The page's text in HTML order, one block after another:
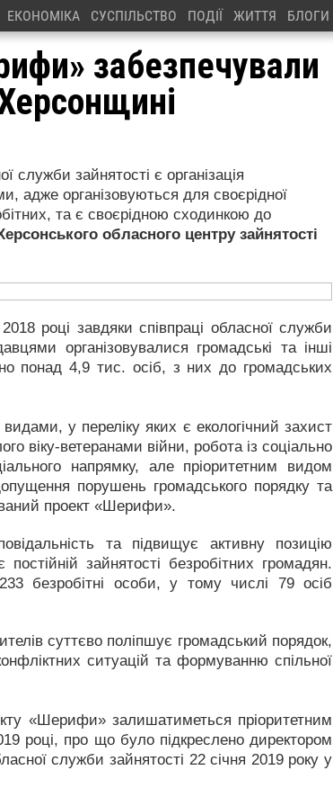
ЕКОНОМІКА СУСПІЛЬСТВО ПОДІЇ ЖИТТЯ БЛОГИ
забезпечували
зайнятості є організація
адже організовуються для своєрідної
та є своєрідною сходинкою до
обласного центру зайнятості
році завдяки співпраці обласної служби
організовувалися громадські та інші
понад 4,9 тис. осіб, з них до громадських
у переліку яких є екологічний захист
віку-ветеранами війни, робота із соціально
напрямку, але пріоритетним видом
порушень громадського порядку та
проект «Шерифи».
та підвищує активну позицію
зайнятості безробітних громадян.
безробітні особи, у тому числі 79 осіб
суттєво поліпшує громадський порядок,
ситуацій та формуванню спільної
«Шерифи» залишатиметься пріоритетним
році, про що було підкреслено директором
служби зайнятості 22 січня 2019 року у